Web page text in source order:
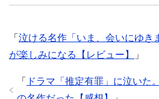
「 泣ける名作「いま、会いにゆき
が楽しみになる【レビュー】
」
「
ドラマ「推定有罪」に泣いた